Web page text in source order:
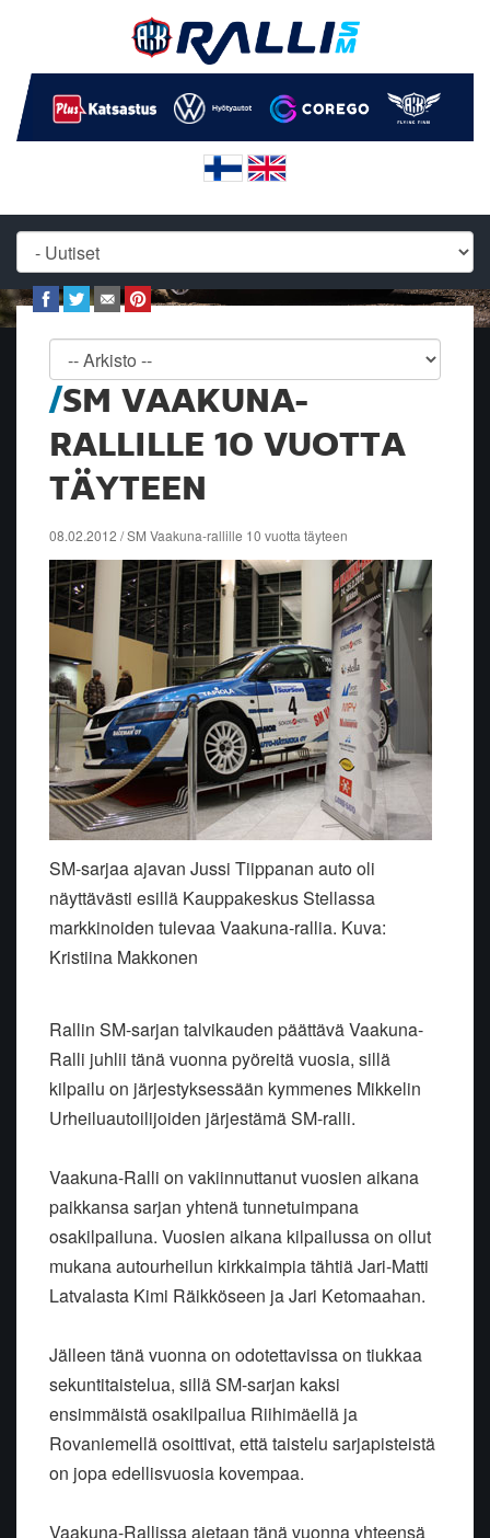
SM VAAKUNA-
RALLILLE 10 VUOTTA
TÄYTEEN
08.02.2012 / SM Vaakuna-rallille 10 vuotta täyteen
SM-sarjaa ajavan Jussi Tiippanan auto oli
näyttävästi esillä Kauppakeskus Stellassa
markkinoiden tulevaa Vaakuna-rallia. Kuva:
Kristiina Makkonen
Rallin SM-sarjan talvikauden päättävä Vaakuna-
Ralli juhlii tänä vuonna pyöreitä vuosia, sillä
kilpailu on järjestyksessään kymmenes Mikkelin
Urheiluautoilijoiden järjestämä SM-ralli.
Vaakuna-Ralli on vakiinnuttanut vuosien aikana
paikkansa sarjan yhtenä tunnetuimpana
osakilpailuna. Vuosien aikana kilpailussa on ollut
mukana autourheilun kirkkaimpia tähtiä Jari-Matti
Latvalasta Kimi Räikköseen ja Jari Ketomaahan.
Jälleen tänä vuonna on odotettavissa on tiukkaa
sekuntitaistelua, sillä SM-sarjan kaksi
ensimmäistä osakilpailua Riihimäellä ja
Rovaniemellä osoittivat, että taistelu sarjapisteistä
on jopa edellisvuosia kovempaa.
Vaakuna-Rallissa ajetaan tänä vuonna yhteensä